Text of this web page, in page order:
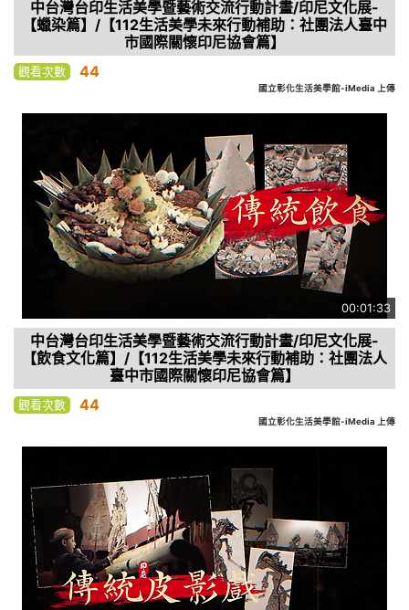
中台灣台印生活美學暨藝術交流行動計畫/印尼文化展-
【蠟染篇】/【112生活美學未來行動補助：社團法人臺中
市國際關懷印尼協會篇】
觀看次數 44
國立彰化生活美學館-iMedia 上傳
00:01:33
中台灣台印生活美學暨藝術交流行動計畫/印尼文化展-
【飲食文化篇】/【112生活美學未來行動補助：社團法人
臺中市國際關懷印尼協會篇】
觀看次數 44
國立彰化生活美學館-iMedia 上傳